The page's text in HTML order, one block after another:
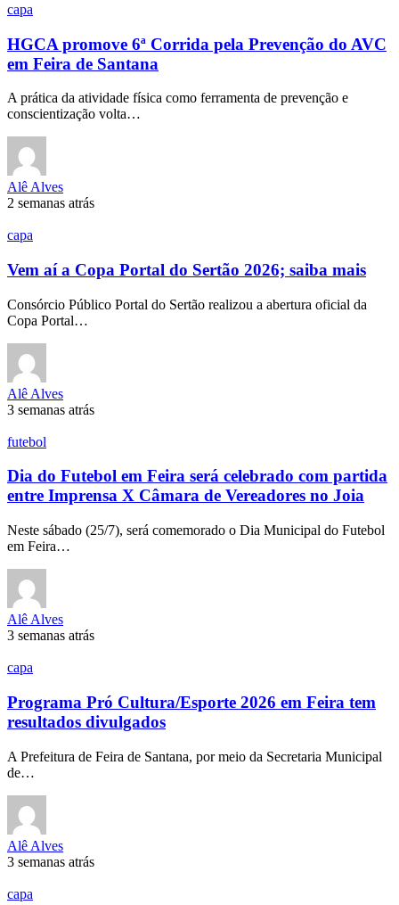
capa
HGCA promove 6ª Corrida pela Prevenção do AVC
em Feira de Santana
A prática da atividade física como ferramenta de prevenção e
conscientização volta…
Alê Alves
2 semanas atrás
capa
Vem aí a Copa Portal do Sertão 2026; saiba mais
Consórcio Público Portal do Sertão realizou a abertura oficial da
Copa Portal…
Alê Alves
3 semanas atrás
futebol
Dia do Futebol em Feira será celebrado com partida
entre Imprensa X Câmara de Vereadores no Joia
Neste sábado (25/7), será comemorado o Dia Municipal do Futebol
em Feira…
Alê Alves
3 semanas atrás
capa
Programa Pró Cultura/Esporte 2026 em Feira tem
resultados divulgados
A Prefeitura de Feira de Santana, por meio da Secretaria Municipal
de…
Alê Alves
3 semanas atrás
capa